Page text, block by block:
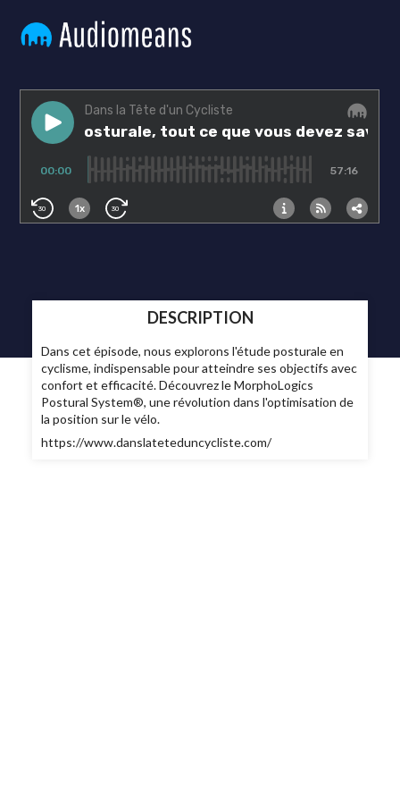
DESCRIPTION
Dans cet épisode, nous explorons l'étude posturale en
cyclisme, indispensable pour atteindre ses objectifs avec
confort et efficacité. Découvrez le MorphoLogics
Postural System®, une révolution dans l'optimisation de
la position sur le vélo.
https://www.danslateteduncycliste.com/